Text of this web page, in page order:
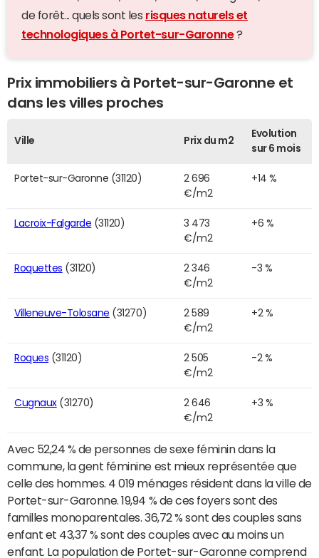
de forêt... quels sont les risques naturels et
technologiques à Portet-sur-Garonne?
Prix immobiliers à Portet-sur-Garonne et
dans les villes proches
Ville Prix du m2
Evolution
sur 6 mois
Portet-sur-Garonne (31120)
2 696
€/m2
+14 %
Lacroix-Falgarde (31120)
3 473
€/m2
+6 %
Roquettes (31120)
2 346
€/m2
-3 %
Villeneuve-Tolosane (31270)
2 589
€/m2
+2 %
Roques (31120)
2 505
€/m2
-2 %
Cugnaux(31270)
2 646
€/m2
+3 %
Avec 52,24 % de personnes de sexe féminin dans la
commune, la gent féminine est mieux représentée que
celle des hommes. 4 019 ménages résident dans la ville de
Portet-sur-Garonne. 19,94 % de ces foyers sont des
familles monoparentales. 36,72 % sont des couples sans
enfant et 43,37 % sont des couples avec au moins un
enfant. La population de Portet-sur-Garonne comprend